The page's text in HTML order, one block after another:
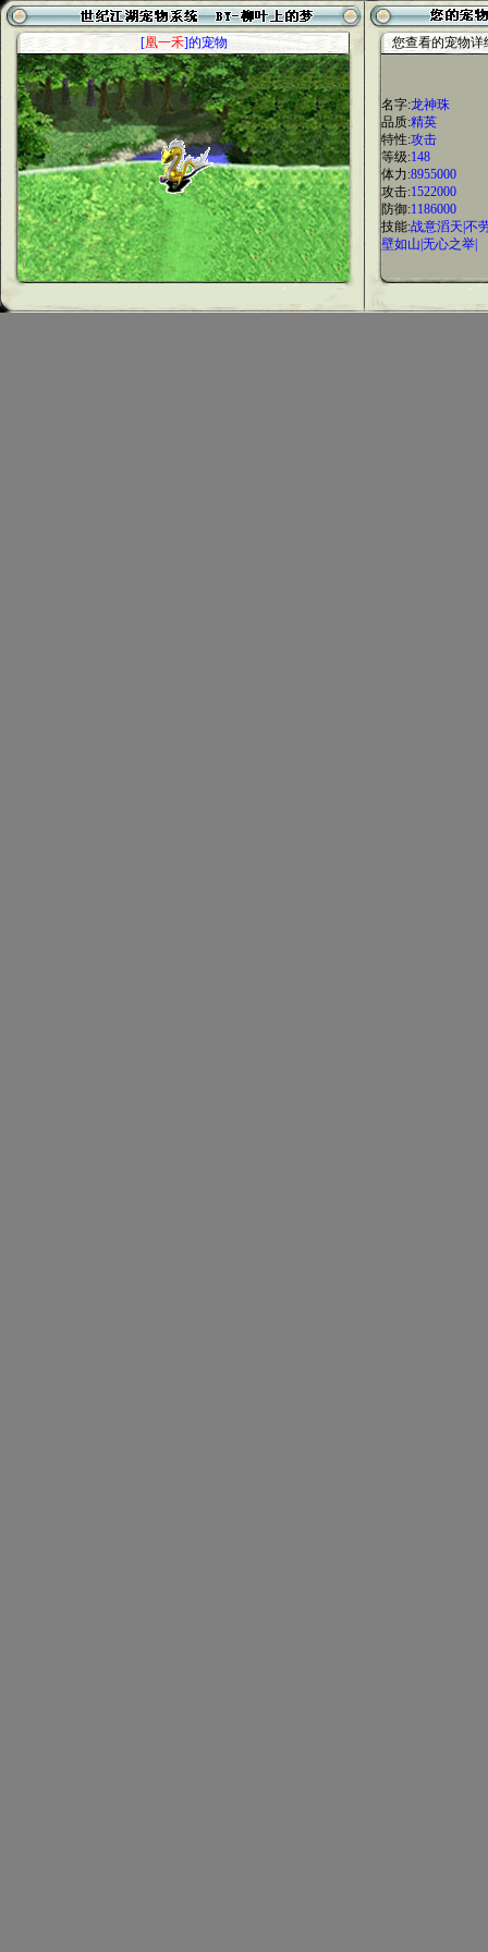
[凰一禾]的宠物 您查看的宠物详
名字:龙神珠
品质:精英
特性:攻击
等级:148
体力:8955000
攻击:1522000
防御:1186000
技能:战意滔天|不
壁如山|无心之举|